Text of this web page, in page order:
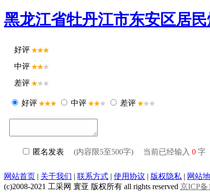
黑龙江省牡丹江市东安区居
好评
中评
差评
好评 中评 差评
匿名发表 (内容限5至500字) 当前已经输入 0 字
网站首页 | 关于我们 | 联系方式 | 使用协议 | 版权隐私 | 网站
(c)2008-2021 工采网 寰亚 版权所有 all rights reserved 京ICP备